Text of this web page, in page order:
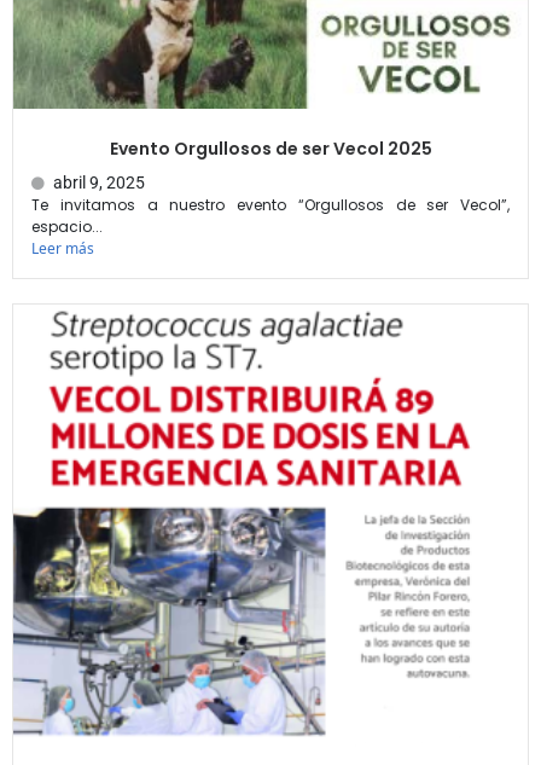
Evento Orgullosos de ser Vecol 2025
abril 9, 2025
Te invitamos a nuestro evento “Orgullosos de ser Vecol”,
espacio...
Leer más